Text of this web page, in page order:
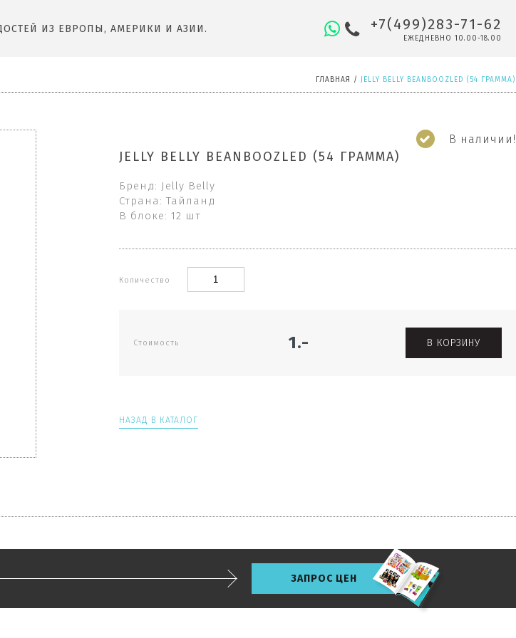
ИЗ ЕВРОПЫ, АМЕРИКИ И АЗИИ. +7(499)283-71-62
ЕЖЕДНЕВНО 10.00-18.00
ГЛАВНАЯ / JELLY BELLY BEANBOOZLED (54 ГРАММА)
В наличии!
JELLY BELLY BEANBOOZLED (54 ГРАММА)
Бренд: Jelly Belly
Страна: Тайланд
В блоке: 12 шт
Количество
Стоимость 1.- В КОРЗИНУ
НАЗАД В КАТАЛОГ
ЗАПРОС ЦЕН